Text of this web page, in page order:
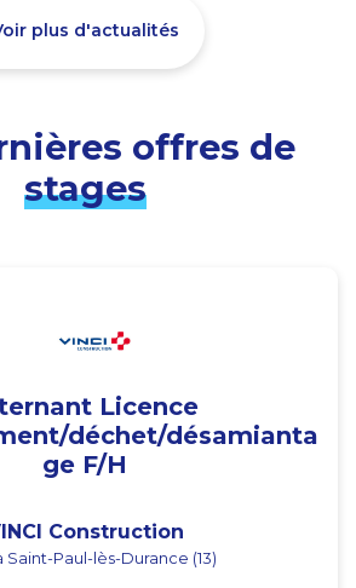
plus d'actualités
offres de
stages
Licence
déchet/désamianta
ge F/H
Construction
Saint-Paul-lès-Durance (13)